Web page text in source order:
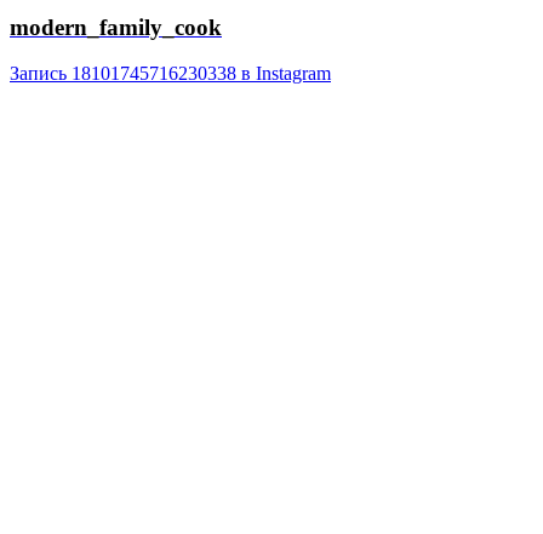
modern_family_cook
Запись 18101745716230338 в Instagram